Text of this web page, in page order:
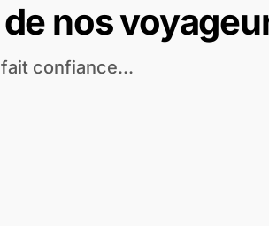
nos
confiance...